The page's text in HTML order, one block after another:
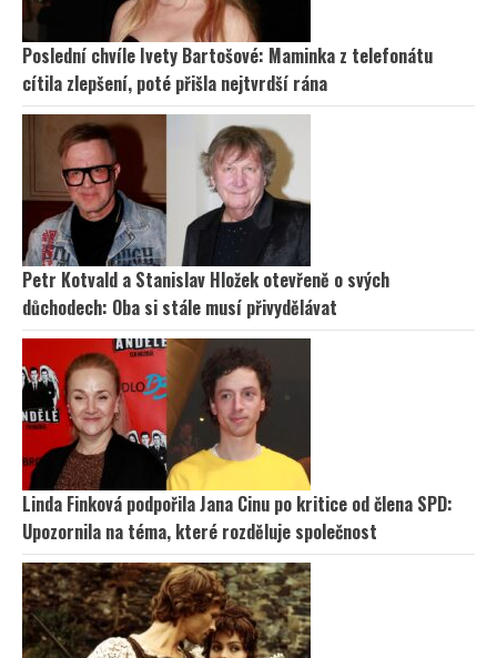
Poslední chvíle Ivety Bartošové: Maminka z telefonátu
cítila zlepšení, poté přišla nejtvrdší rána
Petr Kotvald a Stanislav Hložek otevřeně o svých
důchodech: Oba si stále musí přivydělávat
Linda Finková podpořila Jana Cinu po kritice od člena SPD:
Upozornila na téma, které rozděluje společnost